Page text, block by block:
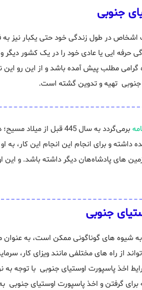
جنوبی
در طول زندگی خود حتی یکبار نیز به
ایی یا عادی خود را در یک کشور دیگر و
مطلب پیش آمده باشد و از این رو این
جنوبی تهیه و تدوین گشته است.
برمی‌گردد به سال 445 قبل از
و برای انجام این انجام این کار، به
های پادشاه‌هان دیگر داشته باشد. و
جنوبی
شیوه های گوناگونی ممکن است، به عنوان
از راه های مختلفی مانند ویزای کار،
اخذ پاسپورت اوستیای جنوبی با توجه به
برای گرفتن و اخذ پاسپورت اوستیای